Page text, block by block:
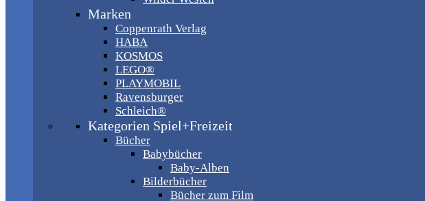
Marken
Coppenrath Verlag
HABA
KOSMOS
LEGO®
PLAYMOBIL
Ravensburger
Schleich®
Kategorien Spiel+Freizeit
Bücher
Babybücher
Baby-Alben
Bilderbücher
Bücher zum Film